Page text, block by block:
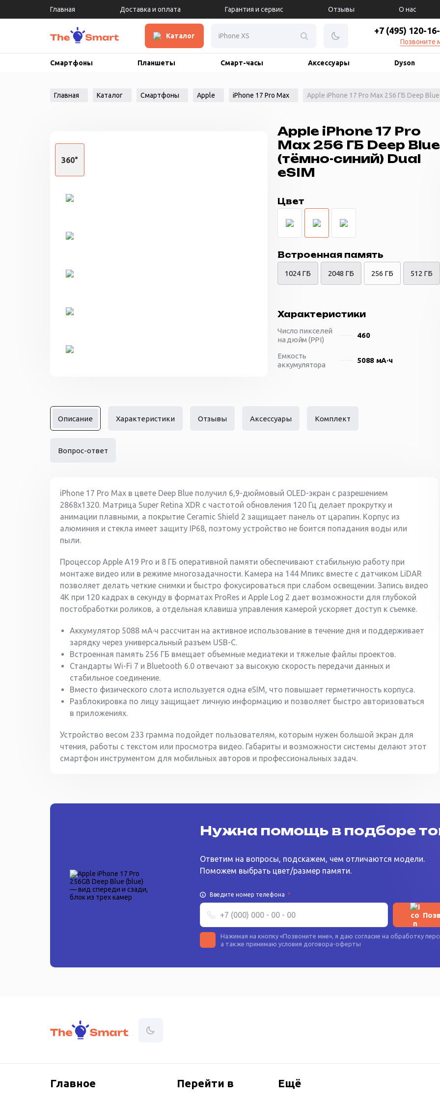
Главная Доставка и оплата Гарантия и сервис Отзывы О нас
Каталог
+7 (495) 120-
Позвоните
Смартфоны Планшеты Смарт-часы Аксессуары Dyson
Главная Каталог Смартфоны Apple iPhone 17 Pro Max Apple iPhone 17 Pro Max 256 ГБ Deep
360°
Apple iPhone 17 Pro
Max 256 ГБ Deep Blue
(тёмно-синий) Dual
eSIM
Цвет
Встроенная память
1024 ГБ 2048 ГБ 256 ГБ 512 ГБ
Характеристики
Число пикселей
на дюйм (PPI)
460
Емкость
аккумулятора
5088 мА·ч
Описание Характеристики Отзывы Аксессуары Комплект
Вопрос-ответ
iPhone 17 Pro Max в цвете Deep Blue получил 6,9-дюймовый OLED-экран с разрешением
2868x1320. Матрица Super Retina XDR с частотой обновления 120 Гц делает прокрутку и
анимации плавными, а покрытие Ceramic Shield 2 защищает панель от царапин. Корпус из
алюминия и стекла имеет защиту IP68, поэтому устройство не боится попадания воды или
пыли.
Процессор Apple A19 Pro и 8 ГБ оперативной памяти обеспечивают стабильную работу при
монтаже видео или в режиме многозадачности. Камера на 144 Мпикс вместе с датчиком LiDAR
позволяет делать четкие снимки и быстро фокусироваться при слабом освещении. Запись видео
4K при 120 кадрах в секунду в форматах ProRes и Apple Log 2 дает возможности для глубокой
постобработки роликов, а отдельная клавиша управления камерой ускоряет доступ к съемке.
Аккумулятор 5088 мА·ч рассчитан на активное использование в течение дня и поддерживает
зарядку через универсальный разъем USB-C.
Встроенная память 256 ГБ вмещает объемные медиатеки и тяжелые файлы проектов.
Стандарты Wi-Fi 7 и Bluetooth 6.0 отвечают за высокую скорость передачи данных и
стабильное соединение.
Вместо физического слота используется одна eSIM, что повышает герметичность корпуса.
Разблокировка по лицу защищает личную информацию и позволяет быстро авторизоваться
в приложениях.
Устройство весом 233 грамма подойдет пользователям, которым нужен большой экран для
чтения, работы с текстом или просмотра видео. Габариты и возможности системы делают этот
смартфон инструментом для мобильных авторов и профессиональных задач.
Нужна помощь в подборе
Ответим на вопросы, подскажем, чем отличаются модели.
Поможем выбрать цвет/размер памяти.
Введите номер телефона *
Нажимая на кнопку «Позвоните мне», я даю согласие на обработку
а также принимаю условия договора-оферты
Главное Перейти в Ещё